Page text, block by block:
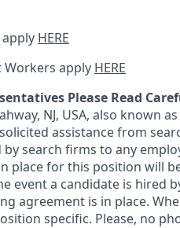
HERE
apply HERE
Please Read
NJ, USA, also known
assistance from
search firms to any
place for this position will
event a candidate is hired
agreement is in place.
specific. Please, no